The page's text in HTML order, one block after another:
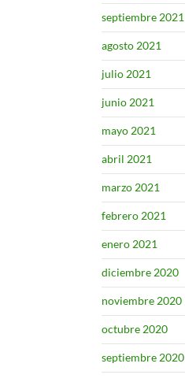
septiembre 2021
agosto 2021
julio 2021
junio 2021
mayo 2021
abril 2021
marzo 2021
febrero 2021
enero 2021
diciembre 2020
noviembre 2020
octubre 2020
septiembre 2020